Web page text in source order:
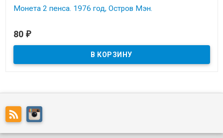
Монета 2 пенса. 1976 год, Остров Мэн.
80 ₽